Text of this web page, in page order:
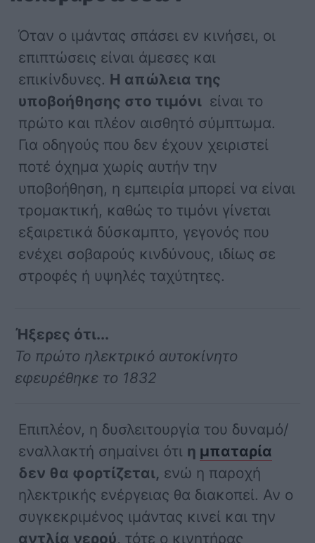
Όταν ο ιμάντας σπάσει εν κινήσει, οι
επιπτώσεις είναι άμεσες και
επικίνδυνες. Η απώλεια της
υποβοήθησης στο τιμόνι είναι το
πρώτο και πλέον αισθητό σύμπτωμα.
Για οδηγούς που δεν έχουν χειριστεί
ποτέ όχημα χωρίς αυτήν την
υποβοήθηση, η εμπειρία μπορεί να είναι
τρομακτική, καθώς το τιμόνι γίνεται
εξαιρετικά δύσκαμπτο, γεγονός που
ενέχει σοβαρούς κινδύνους, ιδίως σε
στροφές ή υψηλές ταχύτητες.
Ήξερες ότι...
Το πρώτο ηλεκτρικό αυτοκίνητο
εφευρέθηκε το 1832
Επιπλέον, η δυσλειτουργία του δυναμό/
εναλλακτή σημαίνει ότι η μπαταρία
δεν θα φορτίζεται, ενώ η παροχή
ηλεκτρικής ενέργειας θα διακοπεί. Αν ο
συγκεκριμένος ιμάντας κινεί και την
αντλία νερού, τότε ο κινητήρας